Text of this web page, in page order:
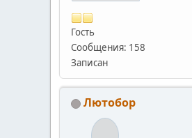
Гость
Сообщения: 158
Записан
Лютобор